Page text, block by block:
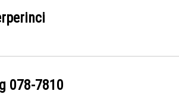
078-7810